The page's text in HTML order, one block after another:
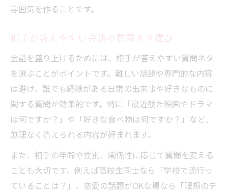
くだらない質問が会話に与える影響
話すことがない時の会話質問アイデア
盛り上がる質問集で沈黙の不安を解消
会話が止まった時の話題転換テクニック
相手が話しやすい会話テーマの見つけ方
会話が再開する質問の投げ方と反応例
高校生や男女も楽しめる質問アイデア満載
盛り上がる質問高校生向けおすすめ例
男女で盛り上がる会話質問の工夫
どんな世代も楽しめる盛り上がる質問集
雰囲気を作ることです。
相手が答えやすい会話の質問ネタ選び
会話を盛り上げるためには、相手が答えやすい質問ネタ
を選ぶことがポイントです。難しい話題や専門的な内容
は避け、誰でも経験がある日常の出来事や好きなものに
関する質問が効果的です。特に「最近観た映画やドラマ
は何ですか？」や「好きな食べ物は何ですか？」など、
無理なく答えられる内容が好まれます。
また、相手の年齢や性別、関係性に応じて質問を変える
ことも大切です。例えば高校生同士なら「学校で流行っ
ていることは？」、恋愛の話題がOKな場なら「理想のデ